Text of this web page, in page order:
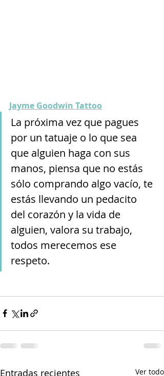
Jayme Goodwin Tattoo
La próxima vez que pagues
por un tatuaje o lo que sea
que alguien haga con sus
manos, piensa que no estás
sólo comprando algo vacío, te
estás llevando un pedacito
del corazón y la vida de
alguien, valora su trabajo,
todos merecemos ese
respeto.
Entradas recientes Ver todo